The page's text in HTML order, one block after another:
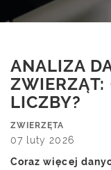
ANALIZA
ZWIERZĄT:
LICZBY?
ZWIERZĘTA
07 luty 2026
Coraz więcej